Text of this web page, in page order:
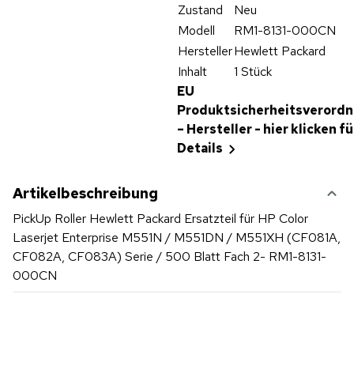
Zustand
Neu
Modell
RM1-8131-000CN
HerstellerHewlett Packard
Inhalt
1 Stück
EU
– Hersteller - hier klicken
Details
Artikelbeschreibung
PickUp Roller Hewlett Packard Ersatzteil für HP Color
Laserjet Enterprise M551N / M551DN / M551XH (CF081A,
CF082A, CF083A) Serie / 500 Blatt Fach 2- RM1-8131-
000CN